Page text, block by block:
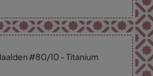
#80/10 – Titanium